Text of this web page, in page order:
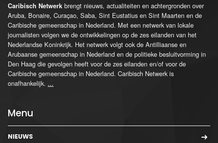
Caribisch Netwerk brengt nieuws, actualiteiten en achtergronden over
Aruba, Bonaire, Curaçao, Saba, Sint Eustatius en Sint Maarten en de
Caribische gemeenschap in Nederland. Met een netwerk van lokale
journalisten volgen we de ontwikkelingen op de zes eilanden van het
Nederlandse Koninkrijk. Het netwerk volgt ook de Antilliaanse en
Arubaanse gemeenschap in Nederland en de politieke besluitvorming in
Den Haag die gevolgen heeft voor de zes eilanden en/of voor de
Caribische gemeenschap in Nederland. Caribisch Netwerk is
onafhankelijk. ...
Menu
NIEUWS